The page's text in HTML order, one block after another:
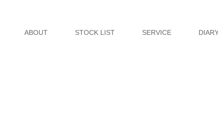
ABOUT STOCK LIST SERVICE